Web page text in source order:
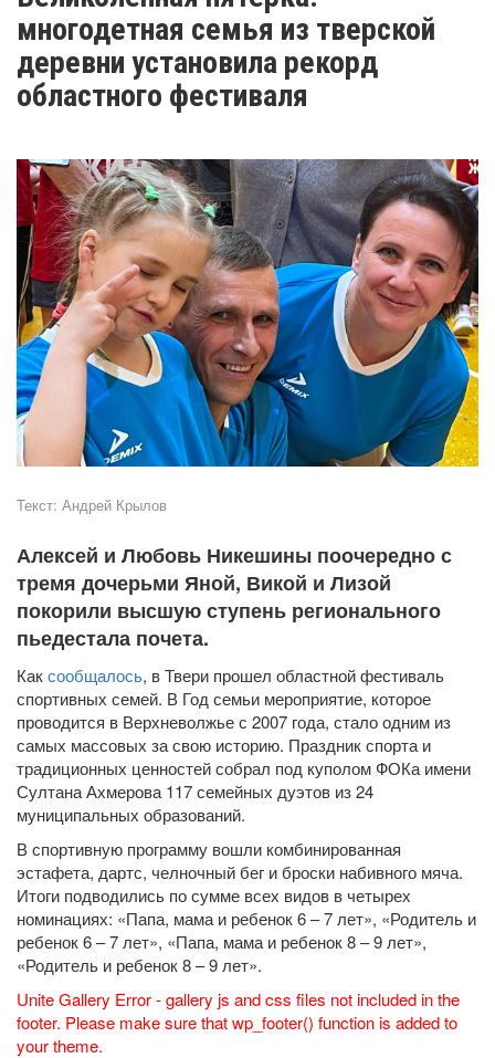
многодетная семья из тверской
деревни установила рекорд
областного фестиваля
Текст: Андрей Крылов
Алексей и Любовь Никешины поочередно с
тремя дочерьми Яной, Викой и Лизой
покорили высшую ступень регионального
пьедестала почета.
Каксообщалось, в Твери прошел областной фестиваль
спортивных семей. В Год семьи мероприятие, которое
проводится в Верхневолжье с 2007 года, стало одним из
самых массовых за свою историю. Праздник спорта и
традиционных ценностей собрал под куполом ФОКа имени
Султана Ахмерова 117 семейных дуэтов из 24
муниципальных образований.
В спортивную программу вошли комбинированная
эстафета, дартс, челночный бег и броски набивного мяча.
Итоги подводились по сумме всех видов в четырех
номинациях: «Папа, мама и ребенок 6 – 7 лет», «Родитель и
ребенок 6 – 7 лет», «Папа, мама и ребенок 8 – 9 лет»,
«Родитель и ребенок 8 – 9 лет».
Unite Gallery Error - gallery js and css files not included in the
footer. Please make sure that wp_footer() function is added to
your theme.